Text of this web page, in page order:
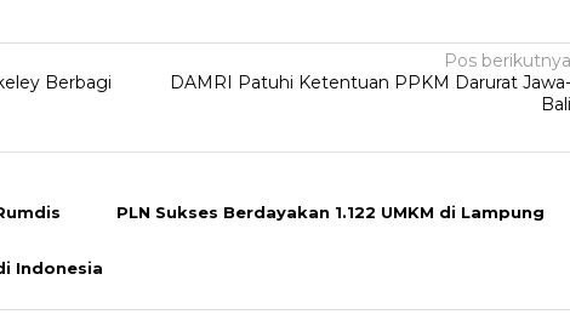
Berbagi
Pos berikutnya
DAMRI Patuhi Ketentuan PPKM Darurat Jawa-
Bali
PLN Sukses Berdayakan 1.122 UMKM di Lampung
Indonesia